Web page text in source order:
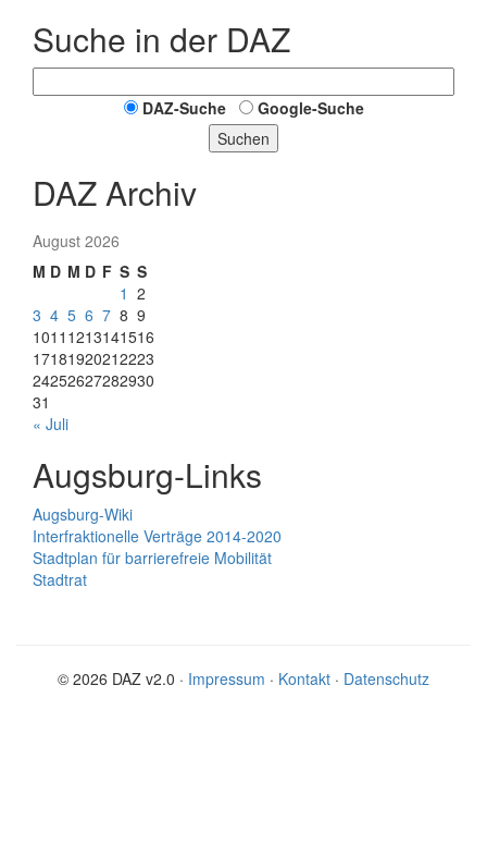
Suche in der DAZ
DAZ-Suche
Google-Suche
Suchen
DAZ Archiv
August 2026
M D M D F S S
1 2
3 4 5 6 7 8 9
1011 1213141516
17181920212223
24252627282930
31
« Juli
Augsburg-Links
Augsburg-Wiki
Interfraktionelle Verträge 2014-2020
Stadtplan für barrierefreie Mobilität
Stadtrat
© 2026 DAZ v2.0 · Impressum · Kontakt · Datenschutz